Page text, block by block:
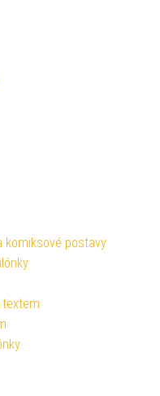
komiksové postavy
textem